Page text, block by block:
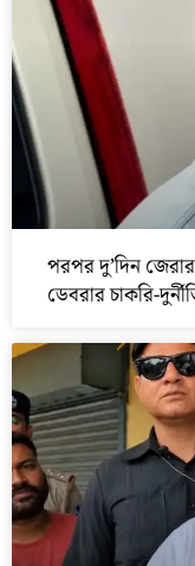
পরপর দু’দিন
ডেবরার চাকরি-